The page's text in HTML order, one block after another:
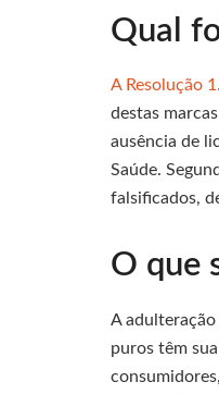
Qual
A Resolução
destas
ausência de
Saúde.
falsificados,
O que
A
puros têm